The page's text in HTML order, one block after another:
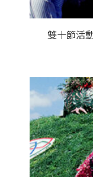
雙十節活